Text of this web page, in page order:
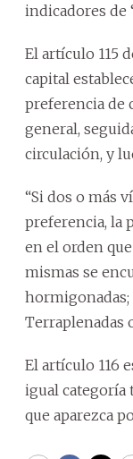
indicadores de
El artículo 115
capital
preferencia de
general,
circulación, y
“Si dos o más
preferencia, la
en el orden
mismas se
hormigonadas;
Terraplenadas
El artículo 116
igual categoría
que aparezca